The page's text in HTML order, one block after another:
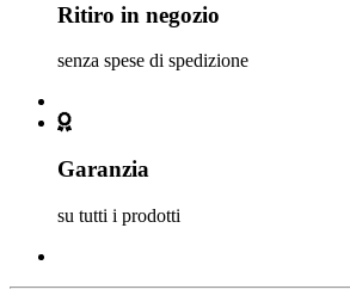
Ritiro in negozio
senza spese di spedizione
Garanzia
su tutti i prodotti